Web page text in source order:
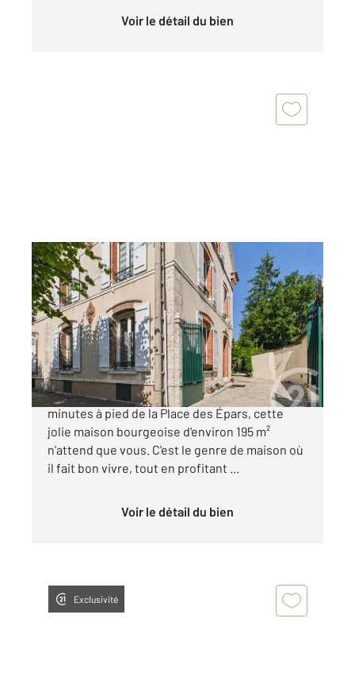
Voir le détail du bien
CHARTRES 28
194 m2, 8 pièces
Ref : 23427
Maison à vendre
699 000 €
CHARTRES - PROCHE ÉPARS A seulement 2
minutes à pied de la Place des Épars, cette
jolie maison bourgeoise d'environ 195 m²
n'attend que vous. C'est le genre de maison où
il fait bon vivre, tout en profitant ...
Voir le détail du bien
Exclusivité